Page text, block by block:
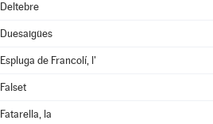
Deltebre
Duesaigües
Espluga de Francolí, l'
Falset
Fatarella, la